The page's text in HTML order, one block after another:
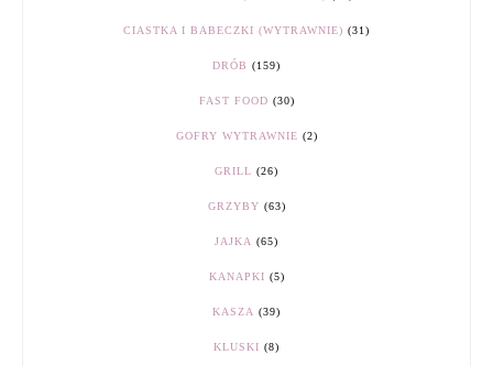
CIASTKA I BABECZKI (WYTRAWNIE) (31)
DRÓB (159)
FAST FOOD (30)
GOFRY WYTRAWNIE (2)
GRILL (26)
GRZYBY (63)
JAJKA (65)
KANAPKI (5)
KASZA (39)
KLUSKI (8)